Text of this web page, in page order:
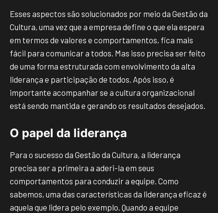
Esses aspectos são solucionados por meio da Gestão da
Cultura, uma vez que a empresa define o que ela espera
em termos de valores e comportamentos, fica mais
fácil para comunicar a todos. Mas isso precisa ser feito
de uma forma estruturada com envolvimento da alta
liderança e participação de todos. Após isso, é
importante acompanhar se a cultura organizacional
está sendo mantida e gerando os resultados desejados.
O papel da liderança
Para o sucesso da Gestão da Cultura, a liderança
precisa ser a primeira a aderi-la em seus
comportamentos para conduzir a equipe. Como
sabemos, uma das características da liderança eficaz é
aquela que lidera pelo exemplo. Quando a equipe